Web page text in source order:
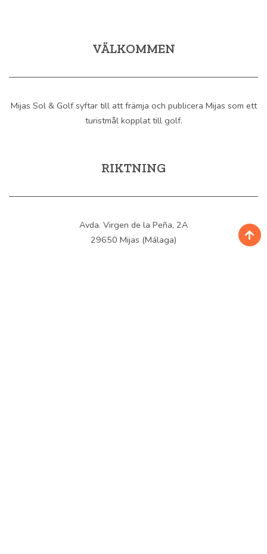
VÄLKOMMEN
Mijas Sol & Golf syftar till att främja och publicera Mijas som ett
turistmål kopplat till golf.
RIKTNING
Avda. Virgen de la Peña, 2A
29650 Mijas (Málaga)